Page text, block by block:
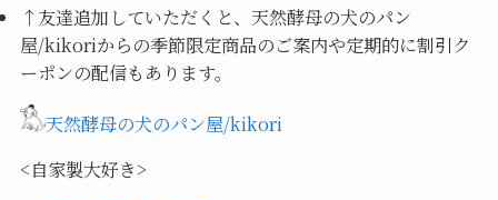
↑ 友達追加していただくと、天然酵母の犬のパン
屋/kikoriからの季節限定商品のご案内や定期的に割引ク
ーポンの配信もあります。
天然酵母の犬のパン屋/kikori
<自家製大好き>